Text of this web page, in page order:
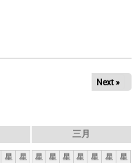
Next »
星 星
三月
星 星 星 星 星 星 星